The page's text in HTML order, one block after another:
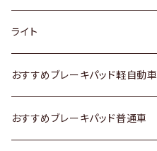
ホンダ
スズキ
日産
トヨタ
ホンダ
スズキ
ライト
トヨタ
スズキ
おすすめブレーキパッド軽自動車
トヨタ
おすすめブレーキパッド普通車